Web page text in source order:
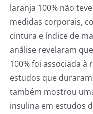
laranja 100% não
medidas corporais,
cintura e índice de
análise revelaram
100% foi associada
estudos que
também mostrou
insulina em estudos